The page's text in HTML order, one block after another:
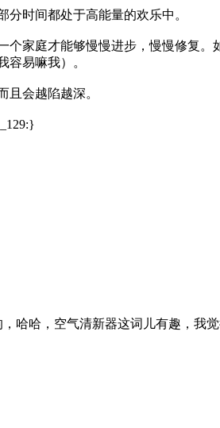
时间都处于高能量的欢乐中。
家庭才能够慢慢进步，慢慢修复。
容易嘛我）。
会越陷越深。
哈哈，空气清新器这词儿有趣，我